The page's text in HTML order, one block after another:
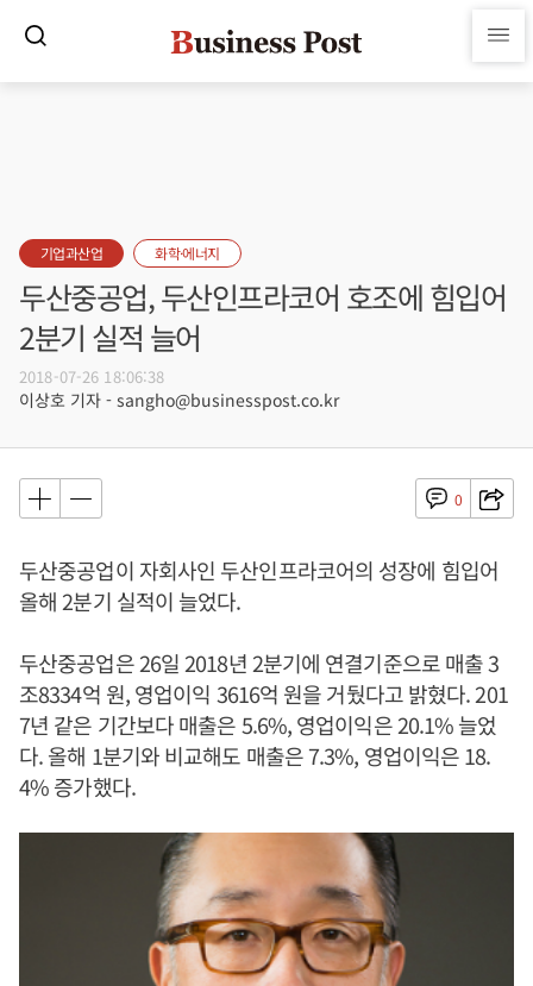
기업과산업 화학·에너지
두산중공업, 두산인프라코어 호조에 힘입어
2분기 실적 늘어
2018-07-26 18:06:38
이상호 기자 - sangho@businesspost.co.kr
0
두산중공업이 자회사인 두산인프라코어의 성장에 힘입어
올해 2분기 실적이 늘었다.
두산중공업은 26일 2018년 2분기에 연결기준으로 매출 3
조8334억 원, 영업이익 3616억 원을 거뒀다고 밝혔다. 201
7년 같은 기간보다 매출은 5.6%, 영업이익은 20.1% 늘었
다. 올해 1분기와 비교해도 매출은 7.3%, 영업이익은 18.
4% 증가했다.